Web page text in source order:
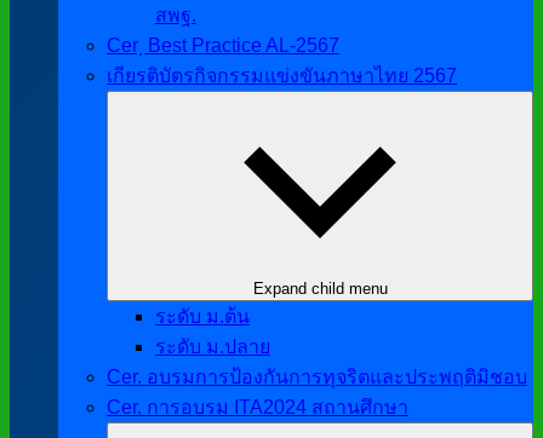
สพฐ.
Cer ฺ Best Practice AL-2567
เกียรติบัตรกิจกรรมแข่งขันภาษาไทย 2567
Expand child menu
ระดับ ม.ต้น
ระดับ ม.ปลาย
Cer. อบรมการป้องกันการทุจริตและประพฤติมิชอบ
Cer. การอบรม ITA2024 สถานศึกษา